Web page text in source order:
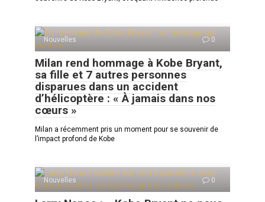
Nouvelles 0
Milan rend hommage à Kobe Bryant,
sa fille et 7 autres personnes
disparues dans un accident
d’hélicoptère : « À jamais dans nos
cœurs »
Milan a récemment pris un moment pour se souvenir de
l’impact profond de Kobe
Nouvelles 0